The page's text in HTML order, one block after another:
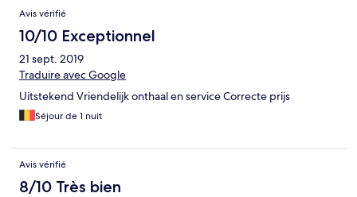
Avis vérifié
10/10 Exceptionnel
21 sept. 2019
Traduire avec Google
Uitstekend Vriendelijk onthaal en service Correcte prijs
Séjour de 1 nuit
Avis vérifié
8/10 Très bien